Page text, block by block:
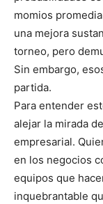
momios
una mejora
torneo, pero
Sin embargo,
partida.
Para entender
alejar la mirada
empresarial.
en los negocios
equipos que
inquebrantable